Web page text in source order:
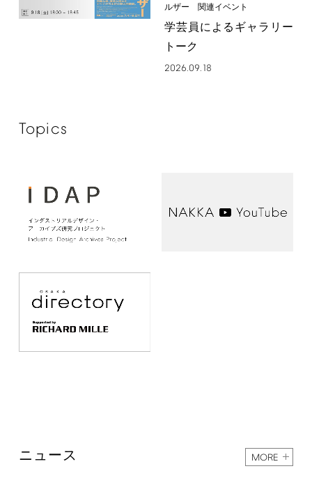
ルザー 関連イベント
学芸員によるギャラリー
トーク
2026.09.18
Topics
ニュース MORE